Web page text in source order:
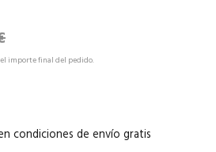
importe final del pedido.
condiciones de envío gratis